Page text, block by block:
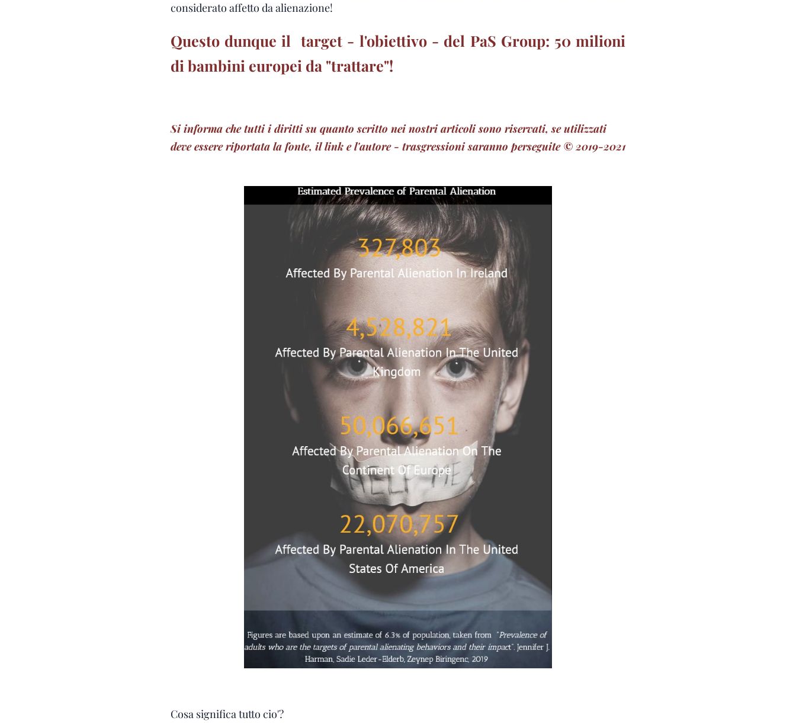
considerato affetto da alienazione!
Questo dunque il target - l'obiettivo - del PaS Group: 50 milioni
di bambini europei da "trattare"!
Si informa che tutti i diritti su quanto scritto nei nostri articoli sono riservati, se utilizzati
deve essere riportata la fonte, il link e l'autore - trasgressioni saranno perseguite © 2019-2021
Cosa significa tutto cio'?